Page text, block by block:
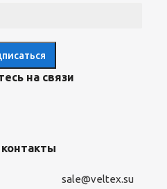
на связи
sale@veltex.su